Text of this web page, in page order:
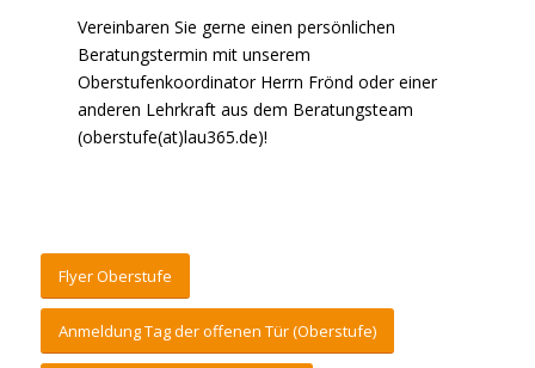
Vereinbaren Sie gerne einen persönlichen
Beratungstermin mit unserem
Oberstufenkoordinator Herrn Frönd oder einer
anderen Lehrkraft aus dem Beratungsteam
(oberstufe(at)lau365.de)!
Flyer Oberstufe
Anmeldung Tag der offenen Tür (Oberstufe)